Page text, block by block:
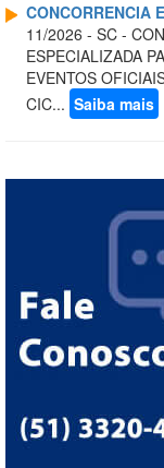
CONCORRENCIA
11/2026 - SC -
ESPECIALIZADA
EVENTOS
CIC... Saiba mais